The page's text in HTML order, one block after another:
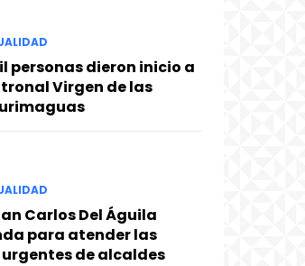
personas dieron inicio a
Virgen de las
Carlos Del Águila
para atender las
de alcaldes